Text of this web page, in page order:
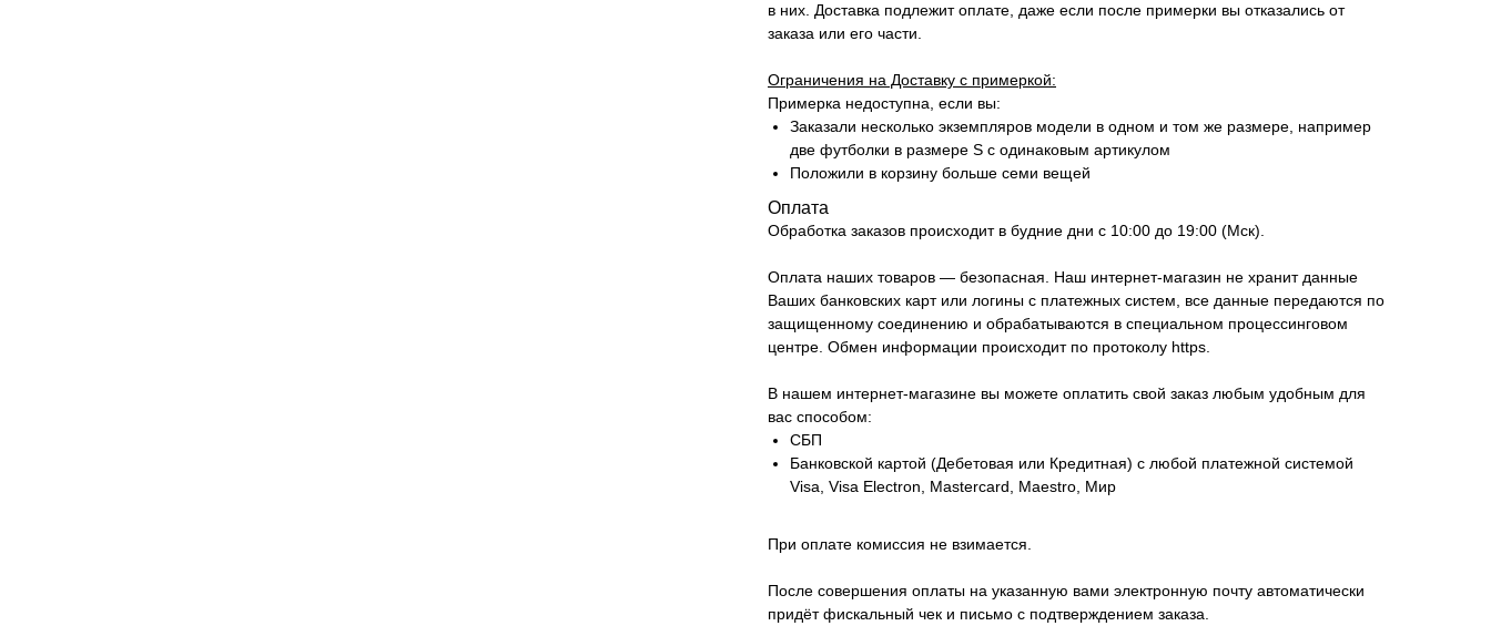
в них. Доставка подлежит оплате, даже если после примерки вы отказались от
заказа или его части.
Ограничения на Доставку с примеркой:
Примерка недоступна, если вы:
Заказали несколько экземпляров модели в одном и том же размере, например
две футболки в размере S с одинаковым артикулом
Положили в корзину больше семи вещей
Оплата
Обработка заказов происходит в будние дни с 10:00 до 19:00 (Мск).
Оплата наших товаров — безопасная. Наш интернет-магазин не хранит данные
Ваших банковских карт или логины с платежных систем, все данные передаются по
защищенному соединению и обрабатываются в специальном процессинговом
центре. Обмен информации происходит по протоколу https.
В нашем интернет-магазине вы можете оплатить свой заказ любым удобным для
вас способом:
СБП
Банковской картой (Дебетовая или Кредитная) с любой платежной системой
Visa, Visa Electron, Mastercard, Maestro, Мир
При оплате комиссия не взимается.
После совершения оплаты на указанную вами электронную почту автоматически
придёт фискальный чек и письмо с подтверждением заказа.